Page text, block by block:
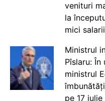
venituri
la
mici salarii
Ministrul
Pîslaru:
ministrul
pe 17